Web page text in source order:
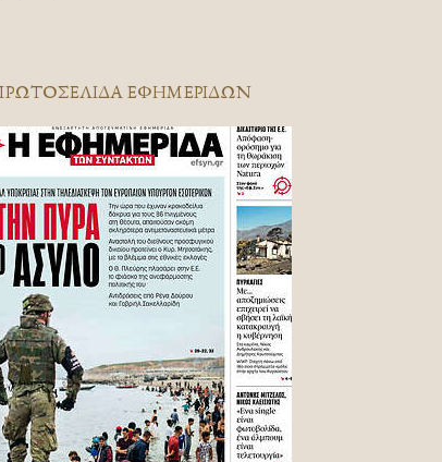
ΕΦΗΜΕΡΊΔΩΝ